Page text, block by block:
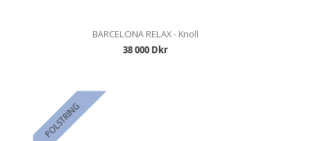
BARCELONA RELAX - Knoll
38 000 Dkr
POLSTRING